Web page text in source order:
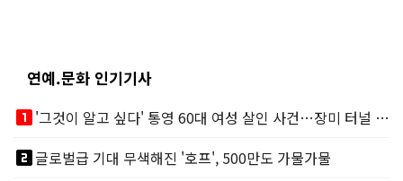
연예.문화 인기기사
looks_one
'그것이 알고 싶다' 통영 60대 여성 살인 사건…장미 터널 아래 킬러, 누구냐 넌?
looks_two글로벌급 기대 무색해진 '호프', 500만도 가물가물